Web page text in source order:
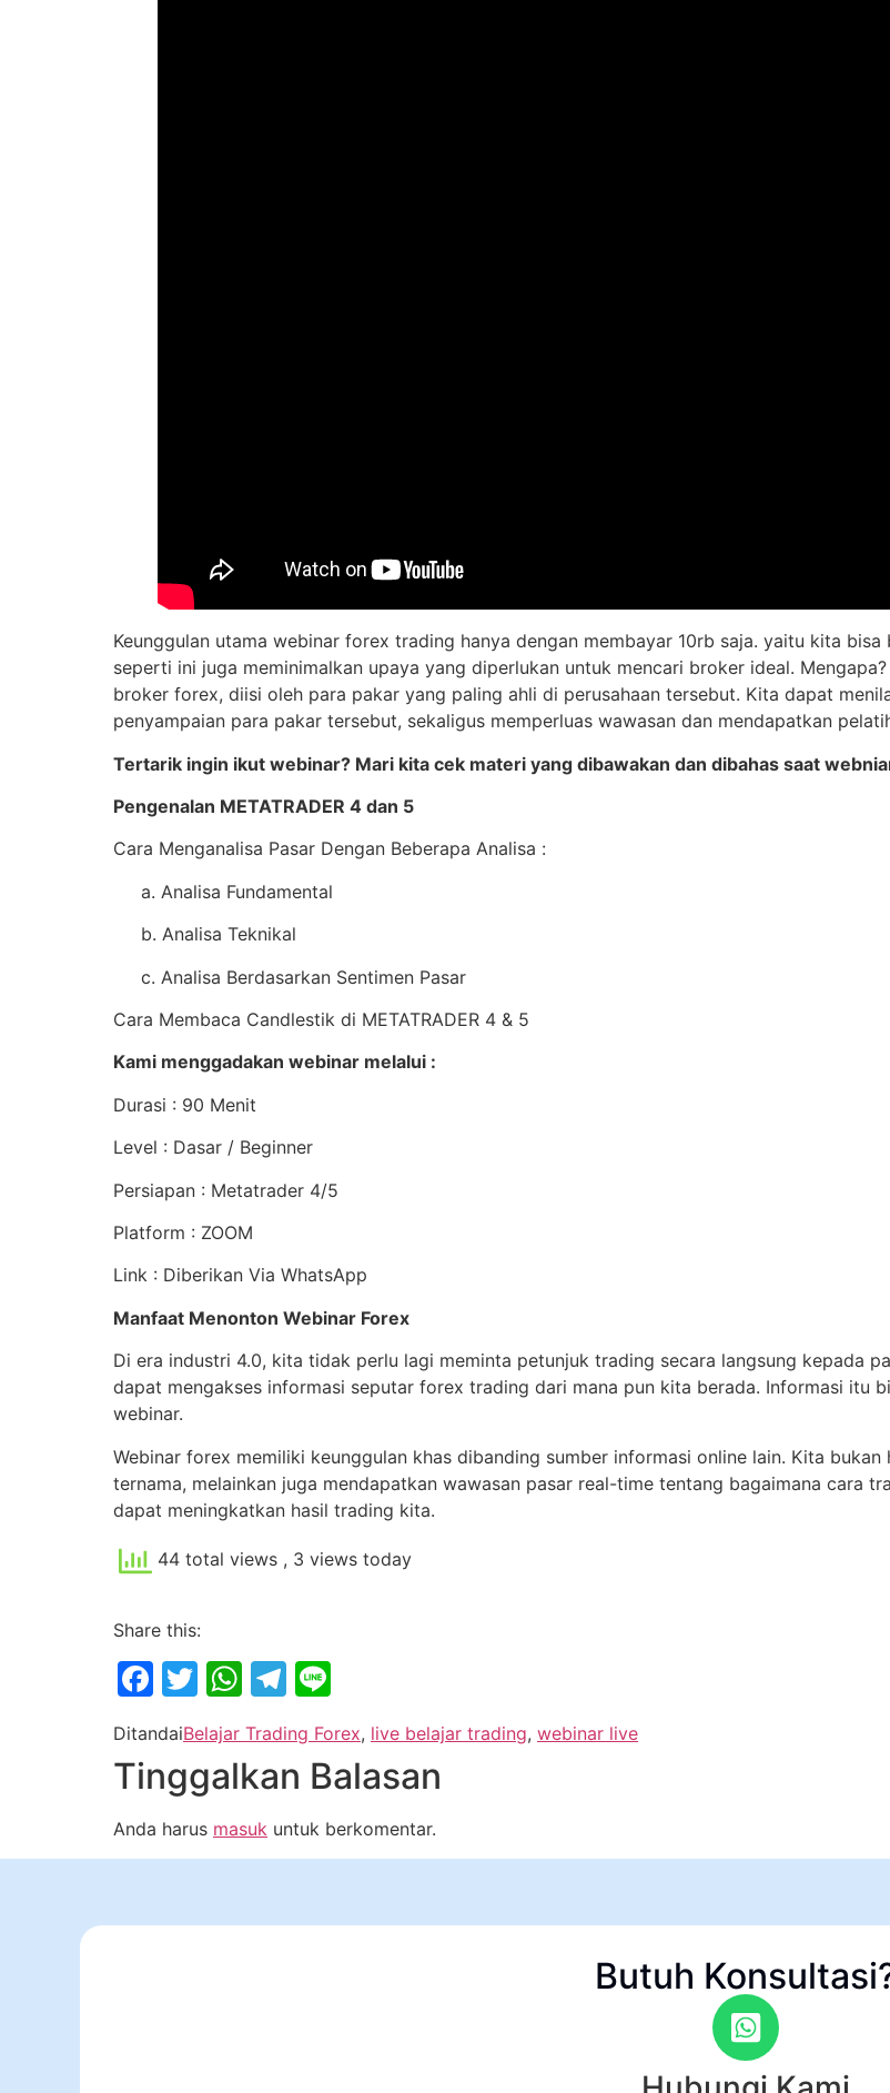
Keunggulan utama webinar forex trading hanya dengan membayar 10rb saja. yaitu kita
seperti ini juga meminimalkan upaya yang diperlukan untuk mencari broker ideal.
broker forex, diisi oleh para pakar yang paling ahli di perusahaan tersebut. Kita dapat
penyampaian para pakar tersebut, sekaligus memperluas wawasan dan mendapatkan
Tertarik ingin ikut webinar? Mari kita cek materi yang dibawakan dan dibahas saat
Pengenalan METATRADER 4 dan 5
Cara Menganalisa Pasar Dengan Beberapa Analisa :
a. Analisa Fundamental
b. Analisa Teknikal
c. Analisa Berdasarkan Sentimen Pasar
Cara Membaca Candlestik di METATRADER 4 & 5
Kami menggadakan webinar melalui :
Durasi : 90 Menit
Level : Dasar / Beginner
Persiapan : Metatrader 4/5
Platform : ZOOM
Link : Diberikan Via WhatsApp
Manfaat Menonton Webinar Forex
Di era industri 4.0, kita tidak perlu lagi meminta petunjuk trading secara langsung kepada
dapat mengakses informasi seputar forex trading dari mana pun kita berada. Informasi itu
webinar.
Webinar forex memiliki keunggulan khas dibanding sumber informasi online lain. Kita
ternama, melainkan juga mendapatkan wawasan pasar real-time tentang bagaimana cara
dapat meningkatkan hasil trading kita.
44 total views , 3 views today
Share this:
Facebook
Twitter
WhatsApp
Telegram
DitandaiBelajar Trading Forex, live belajar trading, webinar live
Tinggalkan Balasan
Anda harus masuk untuk berkomentar.
Butuh